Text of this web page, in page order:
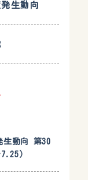
生動向
生動向 第30
）